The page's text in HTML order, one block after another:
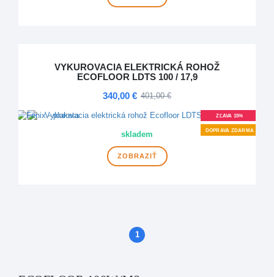
VYKUROVACIA ELEKTRICKÁ ROHOŽ
ECOFLOOR LDTS 100 / 17,9
340,00 € 401,00 €
ZĽAVA 15%
DOPRAVA ZDARMA
skladem
ZOBRAZIŤ
1
(aktuálne)